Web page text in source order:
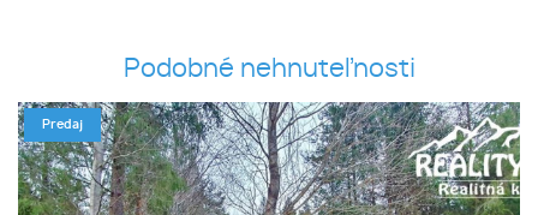
Podobné nehnuteľnosti
Predaj